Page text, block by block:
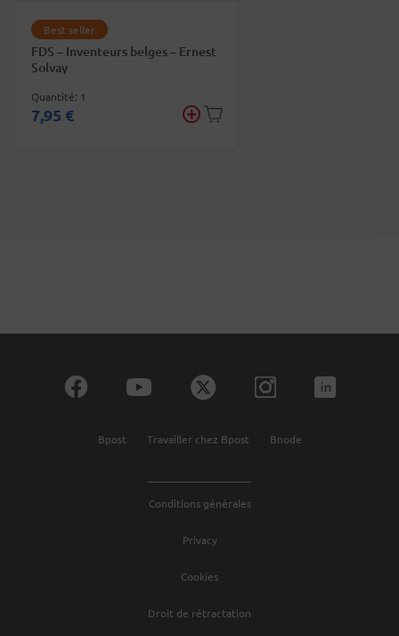
Best seller
FDS – Inventeurs belges – Ernest
Solvay
Quantité: 1
7,95 €
Conditions générales
Privacy
Cookies
Droit de rétractation
Bpost Travailler chez Bpost Bnode